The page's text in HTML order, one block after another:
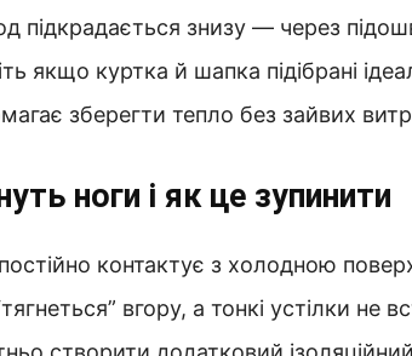
підкрадається знизу — через
якщо куртка й шапка підібрані
зберегти тепло без зайвих
ноги і як це зупинити
контактує з холодною
вгору, а тонкі устілки не